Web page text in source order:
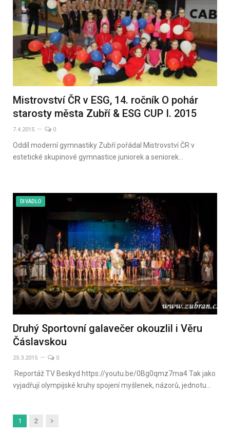
Mistrovství ČR v ESG, 14. ročník O pohár
starosty města Zubří & ESG CUP I. 2015
7.4.2015 0
Oddíl moderní gymnastiky Zubří pořádal Mistrovství ČR v
estetické skupinové gymnastice juniorek a seniorek…
DIVADLO
Druhý Sportovní galavečer okouzlil i Věru
Čáslavskou
25.3.2015 0
Reportáž TV Beskyd https://youtu.be/0Bg0qmz7ma4 Tak jako
vyjadřují olympijské kruhy spojení myšlenek, názorů, jednotu…
1 2 Další